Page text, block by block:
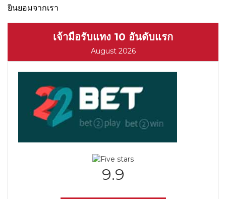
ยินยอมจากเรา
เจ้ามือรับแทง 10 อันดับแรก
August 2026
9.9